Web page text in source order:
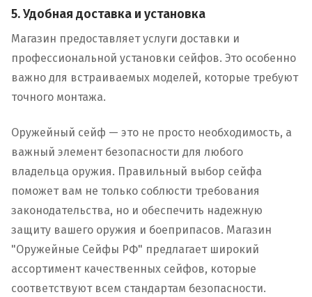
5. Удобная доставка и установка
Магазин предоставляет услуги доставки и
профессиональной установки сейфов. Это особенно
важно для встраиваемых моделей, которые требуют
точного монтажа.
Оружейный сейф — это не просто необходимость, а
важный элемент безопасности для любого
владельца оружия. Правильный выбор сейфа
поможет вам не только соблюсти требования
законодательства, но и обеспечить надежную
защиту вашего оружия и боеприпасов. Магазин
"Оружейные Сейфы РФ" предлагает широкий
ассортимент качественных сейфов, которые
соответствуют всем стандартам безопасности.